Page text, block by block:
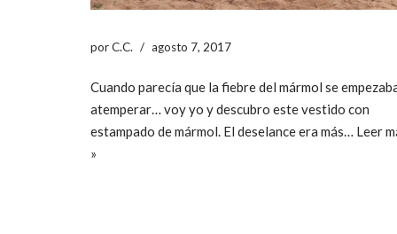
porC.C. agosto 7, 2017
Cuando parecía que la fiebre del mármol se
atemperar… voy yo y descubro este vestido con
estampado de mármol. El deselance era más… Leer
»